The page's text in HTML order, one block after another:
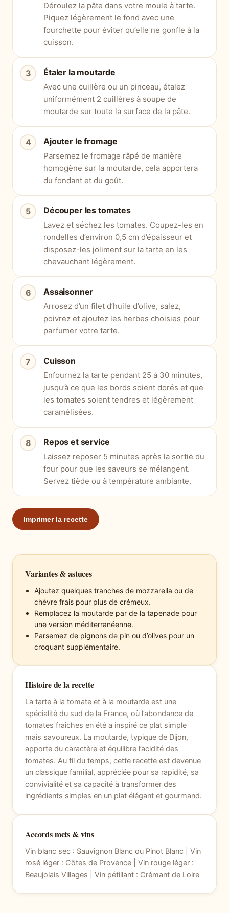
Déroulez la pâte dans votre moule à tarte.
Piquez légèrement le fond avec une
fourchette pour éviter qu’elle ne gonfle à la
cuisson.
Étaler la moutarde
Avec une cuillère ou un pinceau, étalez
uniformément 2 cuillères à soupe de
moutarde sur toute la surface de la pâte.
Ajouter le fromage
Parsemez le fromage râpé de manière
homogène sur la moutarde, cela apportera
du fondant et du goût.
Découper les tomates
Lavez et séchez les tomates. Coupez-les en
rondelles d’environ 0,5 cm d’épaisseur et
disposez-les joliment sur la tarte en les
chevauchant légèrement.
Assaisonner
Arrosez d’un filet d’huile d’olive, salez,
poivrez et ajoutez les herbes choisies pour
parfumer votre tarte.
Cuisson
Enfournez la tarte pendant 25 à 30 minutes,
jusqu’à ce que les bords soient dorés et que
les tomates soient tendres et légèrement
caramélisées.
Repos et service
Laissez reposer 5 minutes après la sortie du
four pour que les saveurs se mélangent.
Servez tiède ou à température ambiante.
Imprimer la recette
Variantes & astuces
Ajoutez quelques tranches de mozzarella ou de
chèvre frais pour plus de crémeux.
Remplacez la moutarde par de la tapenade pour
une version méditerranéenne.
Parsemez de pignons de pin ou d’olives pour un
croquant supplémentaire.
Histoire de la recette
La tarte à la tomate et à la moutarde est une
spécialité du sud de la France, où l’abondance de
tomates fraîches en été a inspiré ce plat simple
mais savoureux. La moutarde, typique de Dijon,
apporte du caractère et équilibre l’acidité des
tomates. Au fil du temps, cette recette est devenue
un classique familial, appréciée pour sa rapidité, sa
convivialité et sa capacité à transformer des
ingrédients simples en un plat élégant et gourmand.
Accords mets & vins
Vin blanc sec : Sauvignon Blanc ou Pinot Blanc | Vin
rosé léger : Côtes de Provence | Vin rouge léger :
Beaujolais Villages | Vin pétillant : Crémant de Loire